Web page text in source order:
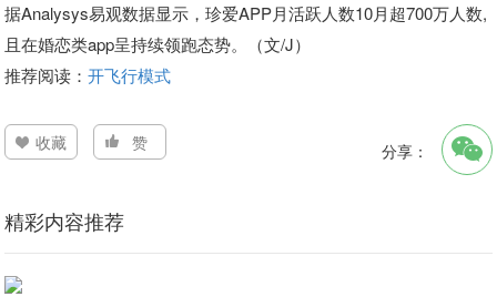
据Analysys易观数据显示，珍爱APP月活跃人数10月超700万人数,
且在婚恋类app呈持续领跑态势。（文/J）
推荐阅读：开飞行模式
收藏 赞 分享：
精彩内容推荐